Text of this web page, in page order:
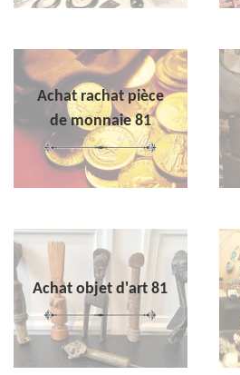
Achat rachat pièce
de monnaie 81
Achat objet d'art 81